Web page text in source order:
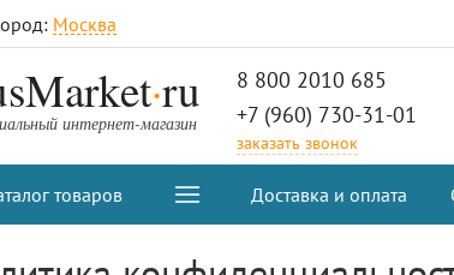
Москва
.ru
интернет-магазин
8 800 2010 685
+7 (960) 730-31-01
заказать звонок
товаров Доставка и оплата